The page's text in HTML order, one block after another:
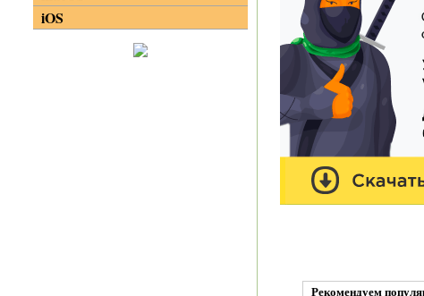
Рекомендуем
iOS